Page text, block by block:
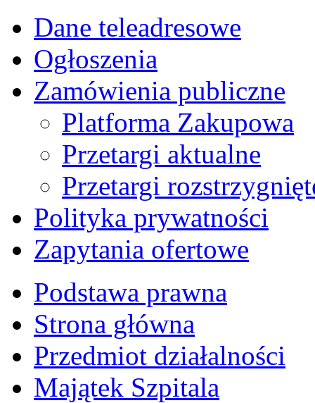
Dane teleadresowe
Ogłoszenia
Zamówienia publiczne
Platforma Zakupowa
Przetargi aktualne
Przetargi
Polityka prywatności
Zapytania ofertowe
Podstawa prawna
Strona główna
Przedmiot działalności
Majątek Szpitala